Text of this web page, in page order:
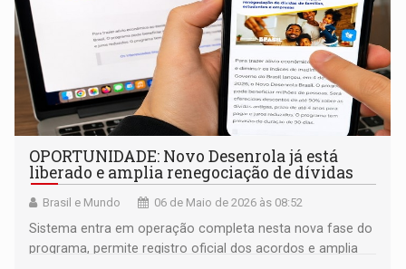
OPORTUNIDADE: Novo Desenrola já está
liberado e amplia renegociação de dívidas
Brasil e Mundo 06 de Maio de 2026 às 08:52
Sistema entra em operação completa nesta nova fase do
programa, permite registro oficial dos acordos e amplia